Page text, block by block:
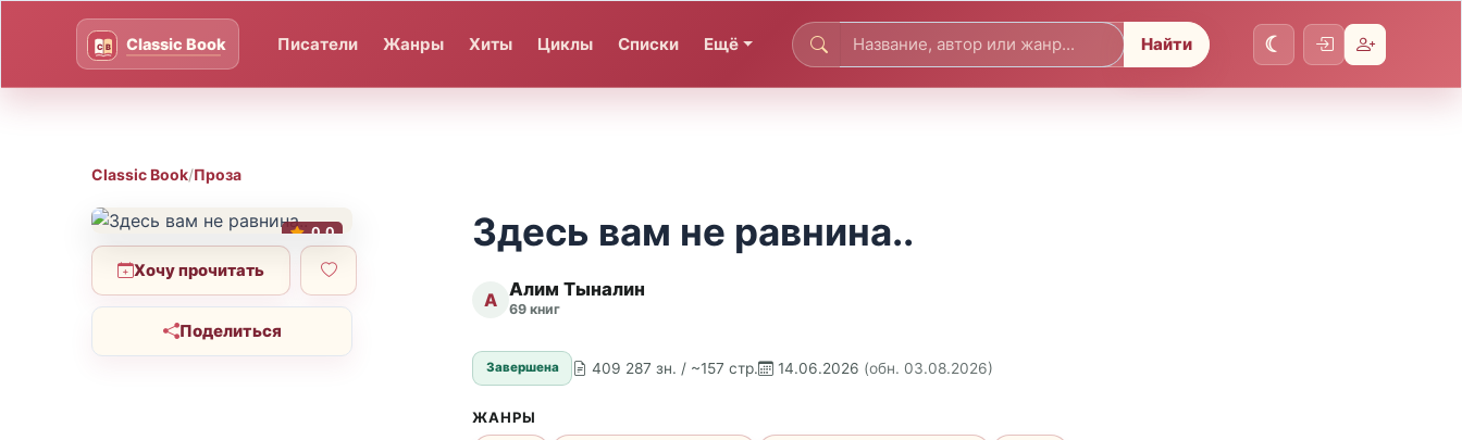
Писатели Жанры Хиты Циклы Списки Ещё Найти
Classic Book/Проза
0.0
Хочу прочитать
Поделиться
Здесь вам не равнина..
А Алим Тыналин
69 книг
Завершена 409 287 зн. / ~157 стр. 14.06.2026 (обн. 03.08.2026)
ЖАНРЫ